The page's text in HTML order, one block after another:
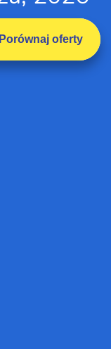
Porównaj oferty